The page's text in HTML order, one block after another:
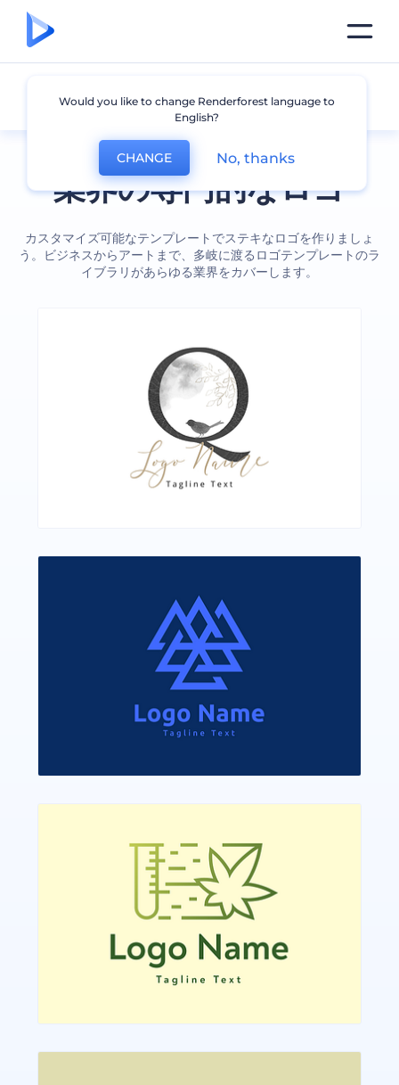
業界の専門的なロゴ
カスタマイズ可能なテンプレートでステキなロゴを作りましょ
う。ビジネスからアートまで、多岐に渡るロゴテンプレートのラ
イブラリがあらゆる業界をカバーします。
企業
Would you like to change Renderforest language to
English?
CHANGE No, thanks